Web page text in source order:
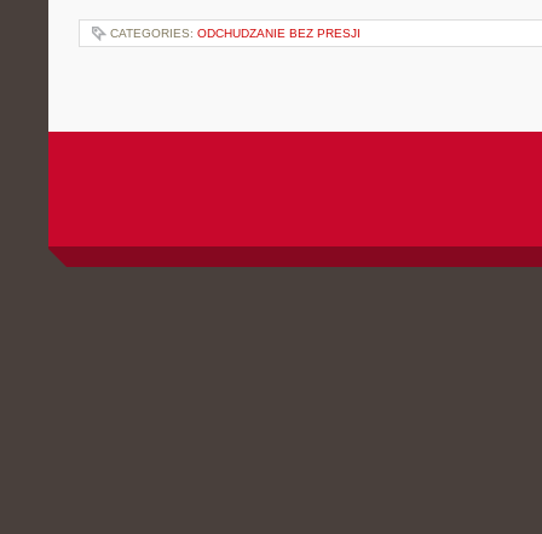
CATEGORIES: ODCHUDZANIE BEZ PRESJI